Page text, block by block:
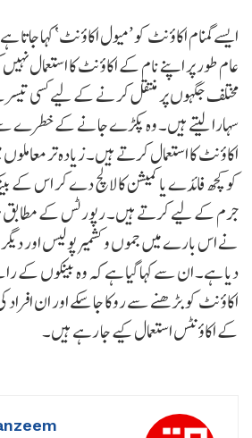
ایسے گمنام اکاؤنٹ کو ’میول اکاؤنٹ‘ کہا
عام طور پر اپنے نام کے اکاؤنٹ کا استعمال
مختلف جگہوں پر منتقل کرنے کے لیے کسی
سہارا لیتے ہیں۔ وہ پکڑے جانے کے خطرے
اکاؤنٹ کا استعمال کرتے ہیں۔ زیادہ تر
کو کچھ فائدے یا کمیشن کا لالچ دے کر اس کے
جرم کے لیے کرتے ہیں۔ رپورٹس کے مطابق
نے اس بارے میں جموں و کشمیر پولیس اور دیگر
دیا ہے۔ ان سے کہا گیا ہے کہ وہ بینکوں کے
اکاؤنٹ کو بڑھنے سے روکا جا سکے اور ان
کے اکاؤنٹس استعمال کیے جا رہے ہیں۔